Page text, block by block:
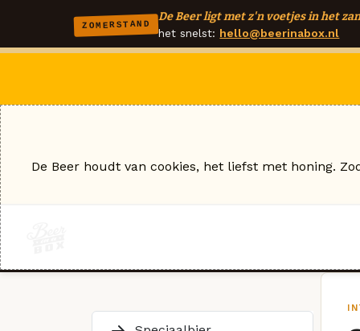
ZOMERSTAND
De Beer ligt met z'n voetjes in het
het snelst: hello@beerinabox.nl
De Beer houdt van cookies, het liefst met honing.